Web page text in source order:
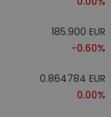
185.900 EUR
-0.60%
0.864784 EUR
0.00%